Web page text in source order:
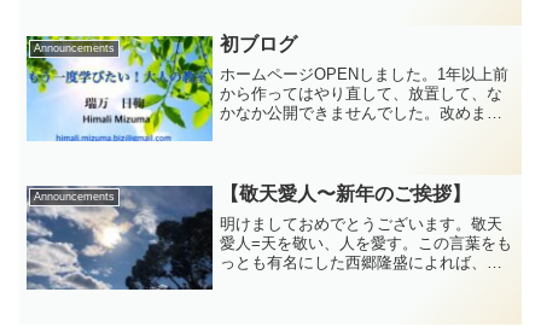
験、高校受験はあるよね？だって、大学
受験日程はそのままなんだ...
Announcements 初ブログ
ホームページOPENしました。1年以上前
から作ってはやり直して、放置して、な
かなか公開できませんでした。改めまし
を幸せ...
Announcements 【敬天愛人〜新年のご挨拶】
明けましておめでとうございます。敬天
愛人=天を敬い、人を愛す。この言葉をも
っとも有名にした西郷隆盛によれば、自